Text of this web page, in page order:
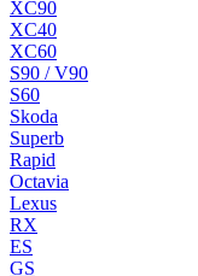
XC90
XC40
XC60
S90 / V90
S60
Skoda
Superb
Rapid
Octavia
Lexus
RX
ES
GS